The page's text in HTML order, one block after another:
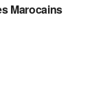
Marocains